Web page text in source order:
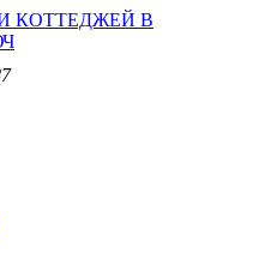
КОТТЕДЖЕЙ В